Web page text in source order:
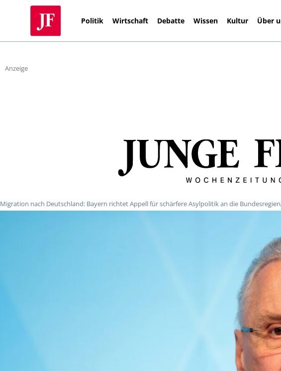
Politik Wirtschaft Debatte Wissen Kultur Über
Anzeige
Migration nach Deutschland: Bayern richtet Appell für schärfere Asylpolitik an die